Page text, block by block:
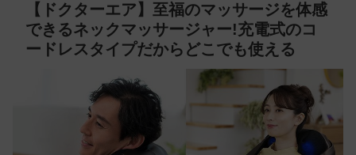
【ドクターエア】至福のマッサージを体感
できるネックマッサージャー!充電式のコ
ードレスタイプだからどこでも使える